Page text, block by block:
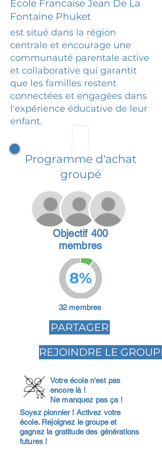
Ecole Francaise Jean De La
Fontaine Phuket
est situé dans la région
centrale et encourage une
communauté parentale active
et collaborative qui garantit
que les familles restent
connectées et engagées dans
l'expérience éducative de leur
enfant.
Programme d'achat
groupé
Objectif 400
membres
8%
32 membres
PARTAGER
REJOINDRE LE GROUPE
Votre école n'est pas
encore là !
Ne manquez pas ça !
Soyez pionnier ! Activez votre
école. Rejoignez le groupe et
gagnez la gratitude des générations
futures !